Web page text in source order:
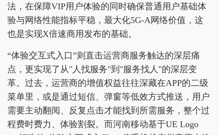
法，在保障VIP用户体验的同时确保普通用户基础体
验与网络性能指标平稳，最大化5G-A网络价值，这
也是实现X倍速商用发布的基础。
“体验交互式入口”则直击运营商服务触达的深层痛
点，更实现了从"人找服务"到"服务找人"的深层变
革。过去，运营商的增值权益往往深藏在APP的二级
菜单里，或是通过短信、弹窗等低效方式推送，用户
需要主动翻阅、反复点击才能找到所需服务，整个过
程费时费力、体验割裂。而河南移动基于UE Logo